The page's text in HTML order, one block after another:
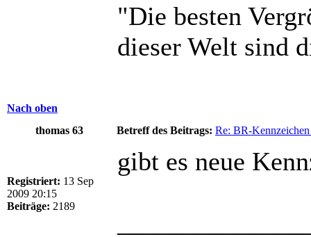
"Die besten
dieser Welt sind
Nach oben
thomas 63
Betreff des Beitrags: Re: BR-
Registriert: 13 Sep
2009 20:15
Beiträge: 2189
gibt es neue